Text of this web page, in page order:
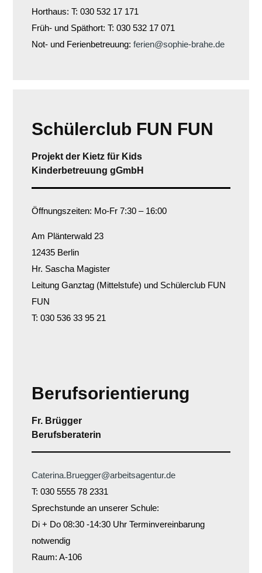
Horthaus: T: 030 532 17 171
Früh- und Späthort: T: 030 532 17 071
Not- und Ferienbetreuung:ferien@sophie-brahe.de
Schülerclub FUN FUN
Projekt der Kietz für Kids
Kinderbetreuung gGmbH
Öffnungszeiten: Mo-Fr 7:30 – 16:00
Am Plänterwald 23
12435 Berlin
Hr. Sascha Magister
Leitung Ganztag (Mittelstufe) und Schülerclub FUN
FUN
T: 030 536 33 95 21
Berufsorientierung
Fr. Brügger
Berufsberaterin
Caterina.Bruegger@arbeitsagentur.de
T: 030 5555 78 2331
Sprechstunde an unserer Schule:
Di + Do 08:30 -14:30 Uhr Terminvereinbarung
notwendig
Raum: A-106